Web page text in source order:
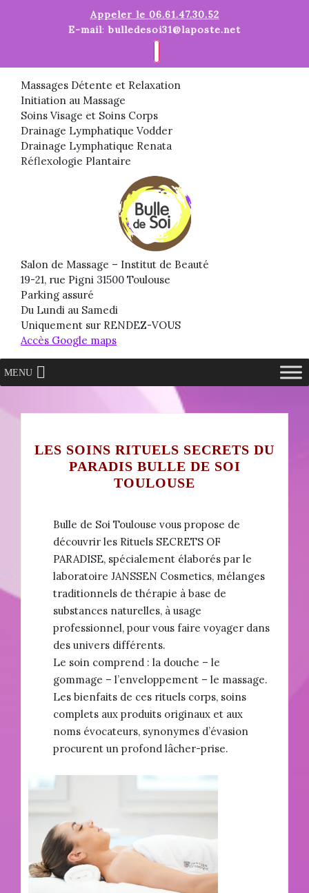
Appeler le 06.61.47.30.52
E-mail: bulledesoi31@laposte.net
Massages Détente et Relaxation
Initiation au Massage
Soins Visage et Soins Corps
Drainage Lymphatique Vodder
Drainage Lymphatique Renata
Réflexologie Plantaire
Salon de Massage – Institut de Beauté
19-21, rue Pigni 31500 Toulouse
Parking assuré
Du Lundi au Samedi
Uniquement sur RENDEZ-VOUS
Accès Google maps
MENU
LES SOINS RITUELS SECRETS DU
PARADIS BULLE DE SOI
TOULOUSE
Bulle de Soi Toulouse vous propose de
découvrir les Rituels SECRETS OF
PARADISE, spécialement élaborés par le
laboratoire JANSSEN Cosmetics, mélanges
traditionnels de thérapie à base de
substances naturelles, à usage
professionnel, pour vous faire voyager dans
des univers différents.
Le soin comprend : la douche – le
gommage – l’enveloppement – le massage.
Les bienfaits de ces rituels corps, soins
complets aux produits originaux et aux
noms évocateurs, synonymes d’évasion
procurent un profond lâcher-prise.